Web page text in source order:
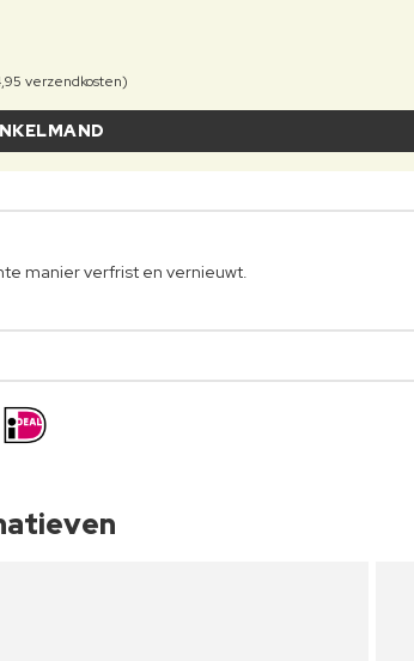
verzendkosten)
manier verfrist en vernieuwt.